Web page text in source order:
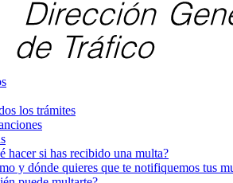
los trámites
hacer si has recibido una multa?
y dónde quieres que te notifiquemos tus